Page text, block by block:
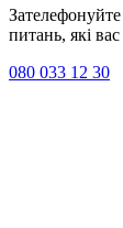
питань, які вас
080 033 12 30